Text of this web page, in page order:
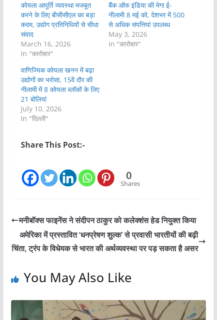
कोयला आपूर्ति व्यवस्था मजबूत
करने के लिए बीसीसीएल का बड़ा
कदम, उद्योग प्रतिनिधियों से सीधा
संवाद
March 16, 2026
In "कारोबार"
बैंक ऑफ इंडिया की मेगा ई-
नीलामी 8 मई को, देशभर में 500
से अधिक संपत्तियां उपलब्ध
May 3, 2026
In "कारोबार"
वाणिज्यिक कोयला खनन में बढ़ा
उद्योगों का भरोसा, 15वें दौर की
नीलामी में 8 कोयला ब्लॉकों के लिए
21 बोलियां
July 10, 2026
In "दिल्ली"
Share This Post:-
0
Shares
मनीबॉक्स फाइनेंस ने संदीपन ठाकुर को कलेक्शंस हेड नियुक्त किया
अमेरिका में प्रस्तावित ‘धनप्रेषण शुल्क’ से प्रवासी भारतीयों की बढ़ी
चिंता, ट्रंप के विधेयक से भारत की अर्थव्यवस्था पर पड़ सकता है असर
You May Also Like